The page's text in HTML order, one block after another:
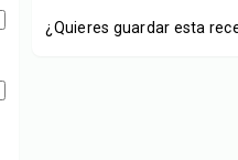
¿Quieres guardar esta